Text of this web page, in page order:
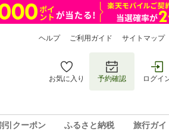
ヘルプ ご利用ガイド サイトマップ
お気に入り 予約確認 ログイ
引クーポン ふるさと納税 旅行ガイ